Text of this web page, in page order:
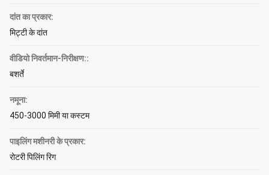
दांत का प्रकार:
मिट्टी के दांत
वीडियो निवर्तमान-निरीक्षण::
बशर्ते
नमूना:
450-3000 मिमी या कस्टम
पाइलिंग मशीनरी के प्रकार:
रोटरी पिलिंग रिग